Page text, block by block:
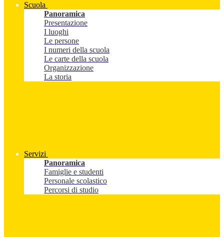
Scuola
Panoramica
Presentazione
I luoghi
Le persone
I numeri della scuola
Le carte della scuola
Organizzazione
La storia
Servizi
Panoramica
Famiglie e studenti
Personale scolastico
Percorsi di studio